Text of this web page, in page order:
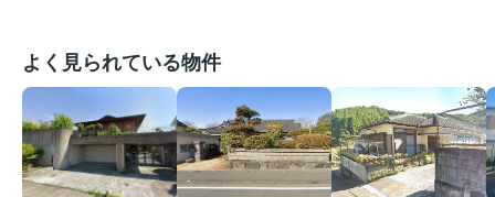
よく見られている物件